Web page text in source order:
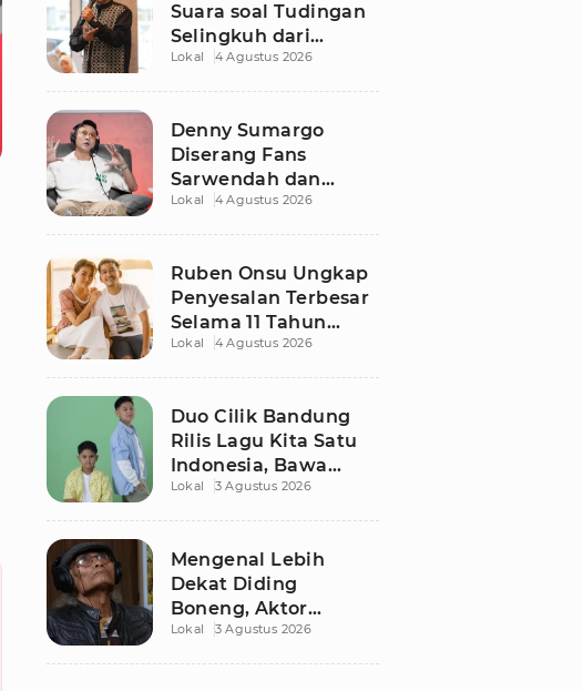
Suara soal Tudingan
Selingkuh dari
Sarwendah
Lokal 4 Agustus 2026
Denny Sumargo
Diserang Fans
Sarwendah dan
Ruben Onsu Usai
Lokal 4 Agustus 2026
Ruben Onsu Ungkap
Penyesalan Terbesar
Selama 11 Tahun
Nikahi Sarwendah
Lokal 4 Agustus 2026
Duo Cilik Bandung
Rilis Lagu Kita Satu
Indonesia, Bawa
Pesan Persatuan
Lokal 3 Agustus 2026
Mengenal Lebih
Dekat Diding
Boneng, Aktor
Legendaris yang
Lokal 3 Agustus 2026